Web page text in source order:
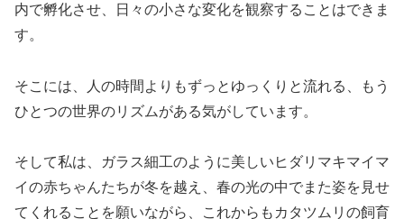
内で孵化させ、日々の小さな変化を観察することはできま
す。
そこには、人の時間よりもずっとゆっくりと流れる、もう
ひとつの世界のリズムがある気がしています。
そして私は、ガラス細工のように美しいヒダリマキマイマ
イの赤ちゃんたちが冬を越え、春の光の中でまた姿を見せ
てくれることを願いながら、これからもカタツムリの飼育